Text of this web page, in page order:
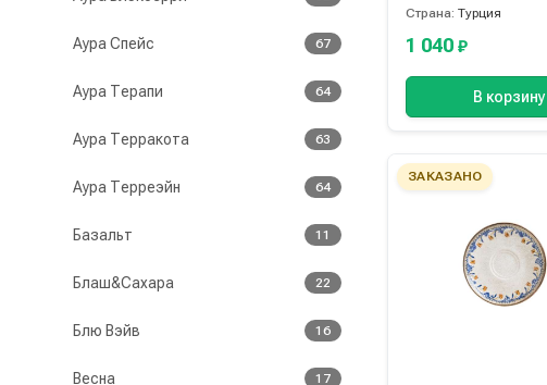
Аура Спейс 67
Аура Терапи 64
Аура Терракота 63
Аура Терреэйн 64
Базальт 11
Блаш&Сахара 22
Блю Вэйв 16
Весна 17
Страна: Турция
1 040 ₽
В корзину
ЗАКАЗАНО